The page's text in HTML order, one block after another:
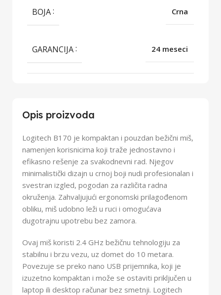
Opis proizvoda
Logitech B170 je kompaktan i pouzdan bežični miš,
namenjen korisnicima koji traže jednostavno i
efikasno rešenje za svakodnevni rad. Njegov
minimalistički dizajn u crnoj boji nudi profesionalan i
svestran izgled, pogodan za različita radna
okruženja. Zahvaljujući ergonomski prilagođenom
obliku, miš udobno leži u ruci i omogućava
dugotrajnu upotrebu bez zamora.
Ovaj miš koristi 2.4 GHz bežičnu tehnologiju za
stabilnu i brzu vezu, uz domet do 10 metara.
Povezuje se preko nano USB prijemnika, koji je
izuzetno kompaktan i može se ostaviti priključen u
laptop ili desktop računar bez smetnji. Logitech
BOJA Crna
GARANCIJA 24 meseci